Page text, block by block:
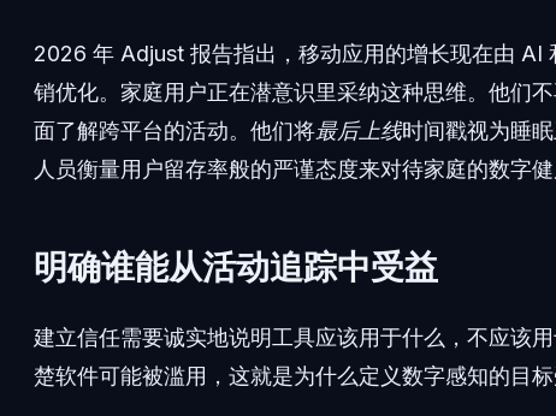
2026 年 Adjust 报告指出，移动应用的增长现在由 AI
销优化。家庭用户正在潜意识里采纳这种思维。他们
面了解跨平台的活动。他们将最后上线时间戳视为睡
人员衡量用户留存率般的严谨态度来对待家庭的数字健
明确谁能从活动追踪中受益
建立信任需要诚实地说明工具应该用于什么，不应该
楚软件可能被滥用，这就是为什么定义数字感知的目标